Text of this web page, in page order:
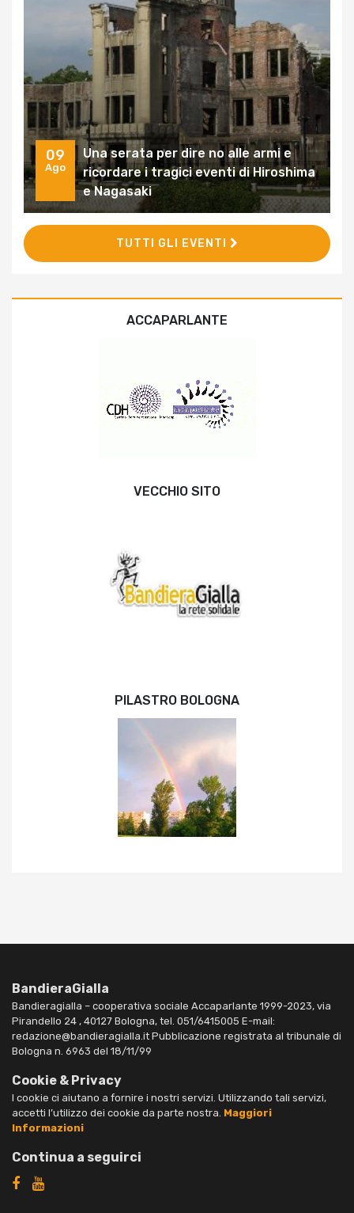
09
Ago
Una serata per dire no alle armi e
ricordare i tragici eventi di Hiroshima
e Nagasaki
TUTTI GLI EVENTI
ACCAPARLANTE
VECCHIO SITO
PILASTRO BOLOGNA
BandieraGialla
Bandieragialla – cooperativa sociale Accaparlante 1999-2023, via
Pirandello 24 , 40127 Bologna, tel. 051/6415005 E-mail:
redazione@bandieragialla.it Pubblicazione registrata al tribunale di
Bologna n. 6963 del 18/11/99
Cookie & Privacy
I cookie ci aiutano a fornire i nostri servizi. Utilizzando tali servizi,
accetti l’utilizzo dei cookie da parte nostra. Maggiori
Informazioni
Continua a seguirci